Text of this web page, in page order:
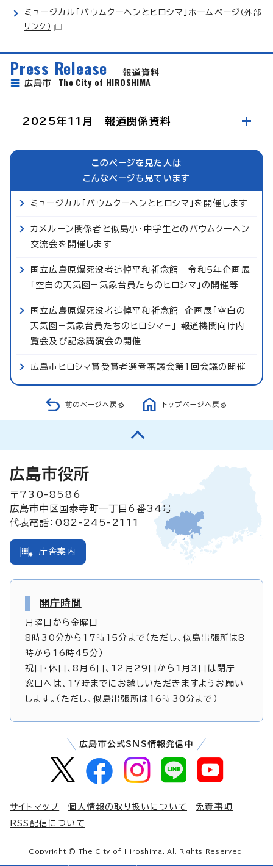
ミュージカル「バウムクーヘンとヒロシマ」ホームページ （外部
リンク）
Press Release
報道資料
広島市 The City of HIROSHIMA
2025年11月 報道関係資料
このページを見た人は
こんなページも見ています
ミュージカル「バウムクーヘンとヒロシマ」を開催します
カメルーン関係者と似島小・中学生とのバウムクーヘン
交流会を開催します
国立広島原爆死没者追悼平和祈念館 令和5年企画展
「空白の天気図−気象台員たちのヒロシマ」の開催等
国立広島原爆死没者追悼平和祈念館 企画展「空白の
天気図−気象台員たちのヒロシマ−」 報道機関向け内
覧会及び記念講演会の開催
広島市ヒロシマ賞受賞者選考審議会第1回会議の開催
前のページへ戻る トップページへ戻る
広島市役所
〒730-8586
広島市中区国泰寺町一丁目6番34号
代表電話：082-245-2111
庁舎案内
開庁時間
月曜日から金曜日
8時30分から17時15分まで（ただし、似島出張所は8
時から16時45分）
祝日・休日、8月6日、12月29日から1月3日は閉庁
窓口へは、17時までにお越しいただきますようお願い
します。（ただし、似島出張所は16時30分まで）
広島市公式SNS情報発信中
サイトマップ 個人情報の取り扱いについて
免責事項
RSS配信について
Copyright © The City of Hiroshima. All Rights Reserved.